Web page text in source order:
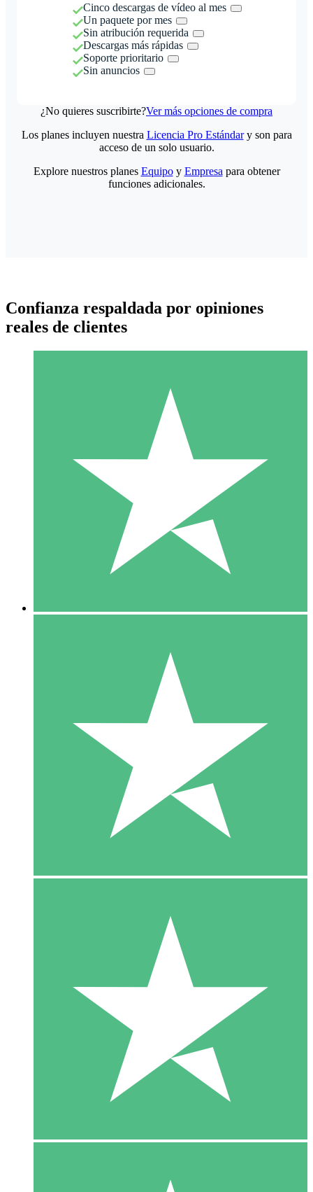
Cinco descargas de vídeo al mes
Un paquete por mes
Sin atribución requerida
Descargas más rápidas
Soporte prioritario
Sin anuncios
¿No quieres suscribirte?Ver más opciones de compra
Paquetes de Créditos Individuales
Paga según el uso con créditos de descarga. Sin compromiso
10 00
10 Descargas
20 00
Los planes incluyen nuestra Licencia Pro Estándary son para
acceso de un solo usuario.
Explore nuestros planes Equipoy Empresa para obtener
funciones adicionales.
Confianza respaldada por opiniones
reales de clientes